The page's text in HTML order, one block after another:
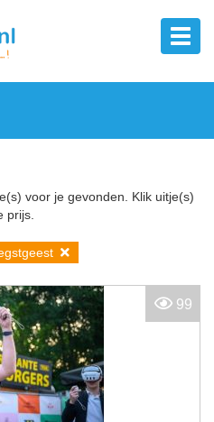
voor je gevonden. Klik uitje(s)
prijs.
99